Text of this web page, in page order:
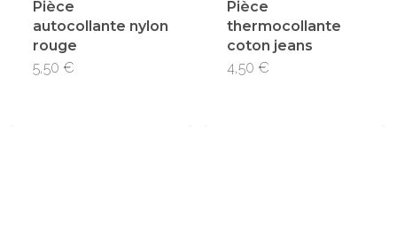
Pièce
autocollante nylon
rouge
5,50 €
Pièce
thermocollante
coton jeans
4,50 €